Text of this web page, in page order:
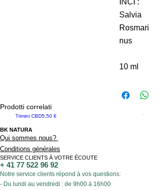
INCI :
Salvia
Rosmari
nus
10 ml
Prodotti correlati
Trimini CBDPrezzo
5,50 €
BK NATURA
Qui sommes nous?
Conditions générales
SERVICE CLIENTS À VOTRE ÉCOUTE
+ 41 77 522 96 92
Notre service clients répond à vos questions:
- Du lundi au vendredi : de 9h00 à 16h00